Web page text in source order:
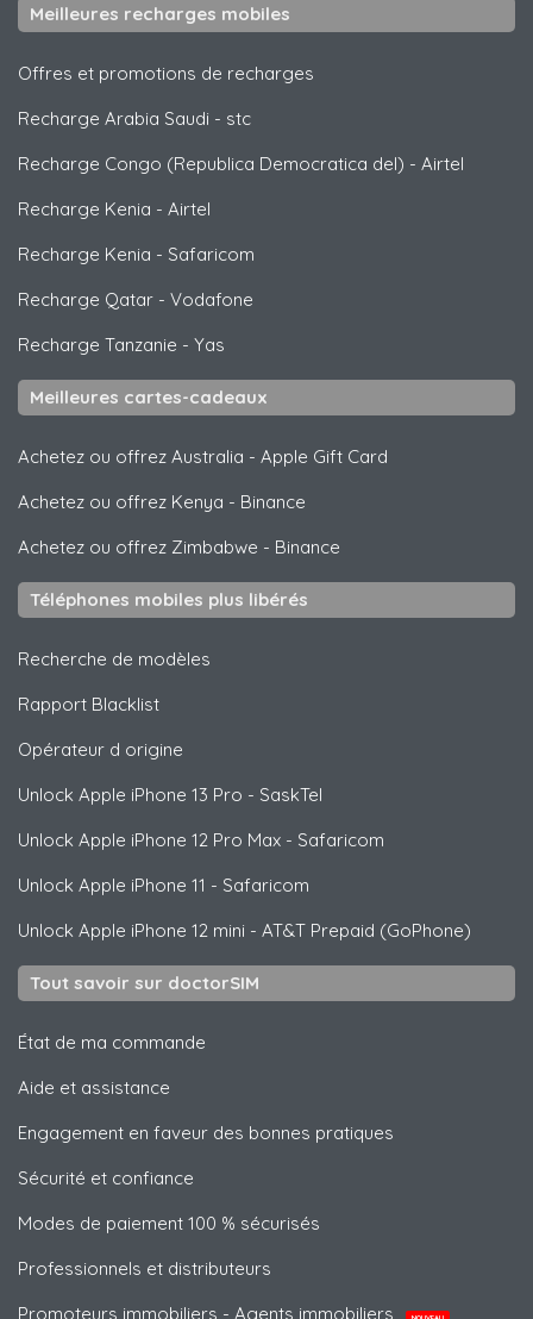
Meilleures recharges mobiles
Offres et promotions de recharges
Recharge Arabia Saudi - stc
Recharge Congo (Republica Democratica del) - Airtel
Recharge Kenia - Airtel
Recharge Kenia - Safaricom
Recharge Qatar - Vodafone
Recharge Tanzanie - Yas
Meilleures cartes-cadeaux
Achetez ou offrez Australia - Apple Gift Card
Achetez ou offrez Kenya - Binance
Achetez ou offrez Zimbabwe - Binance
Téléphones mobiles plus libérés
Recherche de modèles
Rapport Blacklist
Opérateur d origine
Unlock Apple iPhone 13 Pro - SaskTel
Unlock Apple iPhone 12 Pro Max - Safaricom
Unlock Apple iPhone 11 - Safaricom
Unlock Apple iPhone 12 mini - AT&T Prepaid (GoPhone)
Tout savoir sur doctorSIM
État de ma commande
Aide et assistance
Engagement en faveur des bonnes pratiques
Sécurité et confiance
Modes de paiement 100 % sécurisés
Professionnels et distributeurs
Promoteurs immobiliers - Agents immobiliers